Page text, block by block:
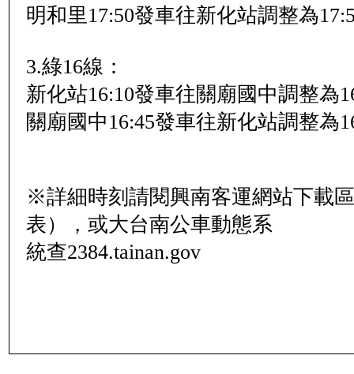
明和里17:50發車往新化站調整為
3.綠16線：
新化站16:10發車往關廟國中調整為
關廟國中16:45發車往新化站調整為
※詳細時刻請閱興南客運網站下載
表），或大台南公車動態系
統查2384.tainan.gov